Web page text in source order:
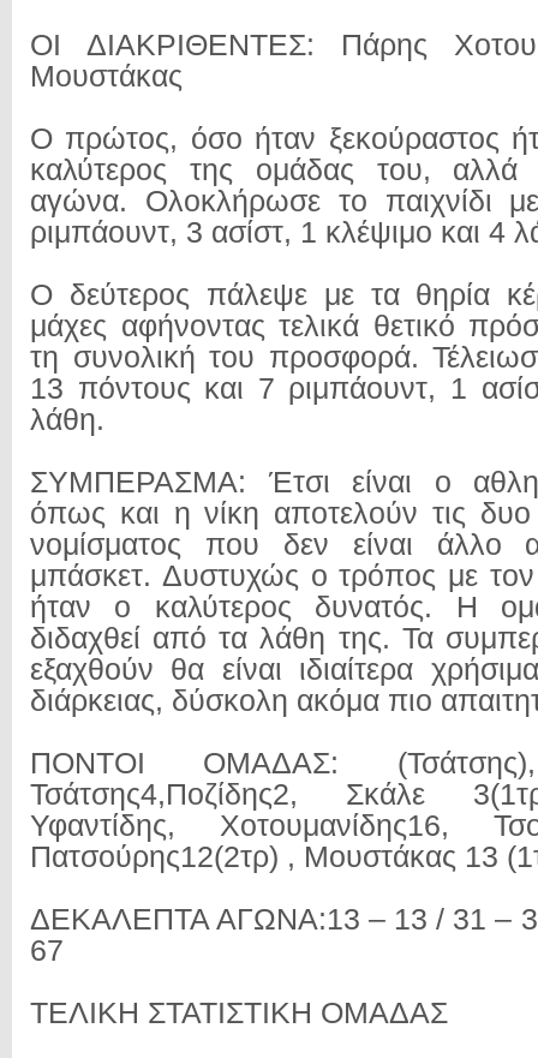
ΟΙ ΔΙΑΚΡΙΘΕΝΤΕΣ: Πάρης
Μουστάκας
Ο πρώτος, όσο ήταν ξεκούραστος
καλύτερος της ομάδας του, αλλά
αγώνα. Ολοκλήρωσε το παιχνίδι
ριμπάουντ, 3 ασίστ, 1 κλέψιμο και 4
Ο δεύτερος πάλεψε με τα θηρία
μάχες αφήνοντας τελικά θετικό
τη συνολική του προσφορά.
13 πόντους και 7 ριμπάουντ, 1
λάθη.
ΣΥΜΠΕΡΑΣΜΑ: Έτσι είναι ο
όπως και η νίκη αποτελούν τις δυο
νομίσματος που δεν είναι άλλο
μπάσκετ. Δυστυχώς ο τρόπος με
ήταν ο καλύτερος δυνατός. Η
διδαχθεί από τα λάθη της. Τα
εξαχθούν θα είναι ιδιαίτερα
διάρκειας, δύσκολη ακόμα πιο
ΠΟΝΤΟΙ ΟΜΑΔΑΣ: (Τσάτσης),
Τσάτσης4,Ποζίδης2, Σκάλε
Υφαντίδης, Χοτουμανίδης16,
Πατσούρης12(2τρ) , Μουστάκας 13
ΔΕΚΑΛΕΠΤΑ ΑΓΩΝΑ:13 – 13 / 31 –
67
ΤΕΛΙΚΗ ΣΤΑΤΙΣΤΙΚΗ ΟΜΑΔΑΣ